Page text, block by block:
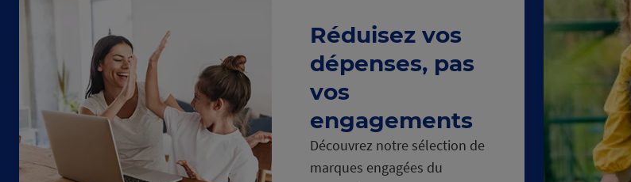
Réduisez vos
dépenses, pas
vos
engagements
Découvrez notre sélection de
marques engagées du